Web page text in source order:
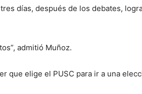
días, después de los debates,
admitió Muñoz.
que elige el PUSC para ir a una